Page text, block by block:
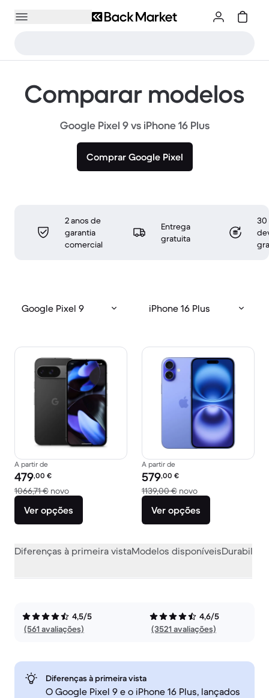
Comparar modelos
Google Pixel 9 vs iPhone 16 Plus
Comprar Google Pixel
2 anos de
garantia
comercial
Entrega
gratuita
30
Google Pixel 9 iPhone 16 Plus
A partir de
Preço recondicionado:
479,00 €
1066,71 € novoVersus 1066,71 € novo
Ver opções
A partir de
Preço recondicionado:
579,00 €
1139,00 € novoVersus 1139,00 €
Ver opções
Diferenças à primeira vistaModelos disponíveis
4,5/5
(561 avaliações)
4,6/5
(3521 avaliações)
Diferenças à primeira vista
O Google Pixel 9 e o iPhone 16 Plus, lançados